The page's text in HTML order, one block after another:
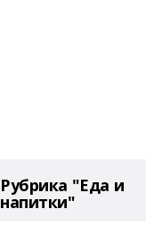
Рубрика "Еда и
напитки"